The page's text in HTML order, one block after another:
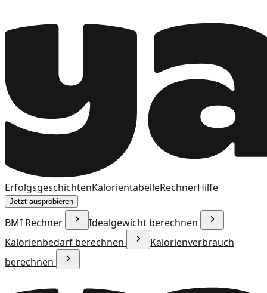
ErfolgsgeschichtenKalorientabelleRechnerHilfe
Jetzt ausprobieren
BMI Rechner
Idealgewicht berechnen
Kalorienbedarf berechnen
Kalorienverbrauch
berechnen